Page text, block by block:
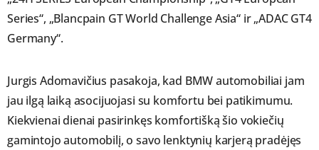
Series“, „Blancpain GT World Challenge Asia“ ir „ADAC GT4
Germany“.
Jurgis Adomavičius pasakoja, kad BMW automobiliai jam
jau ilgą laiką asocijuojasi su komfortu bei patikimumu.
Kiekvienai dienai pasirinkęs komfortišką šio vokiečių
gamintojo automobilį, o savo lenktynių karjerą pradėjęs